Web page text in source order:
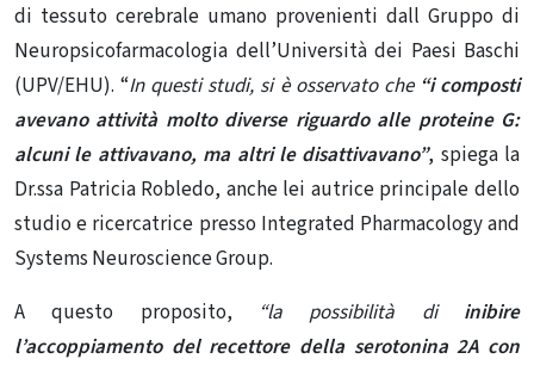
di tessuto cerebrale umano provenienti dall Gruppo di
Neuropsicofarmacologia dell’Università dei Paesi Baschi
(UPV/EHU). “In questi studi, si è osservato che “i composti
avevano attività molto diverse riguardo alle proteine ​​G:
alcuni le attivavano, ma altri le disattivavano”, spiega la
Dr.ssa Patricia Robledo, anche lei autrice principale dello
studio e ricercatrice presso Integrated Pharmacology and
Systems Neuroscience Group.
A questo proposito,
“la possibilità diinibire
l’accoppiamento del recettore della serotonina 2A con